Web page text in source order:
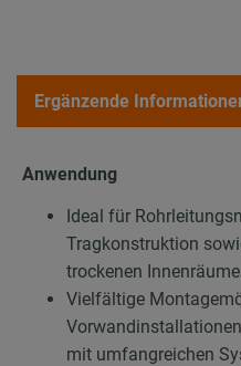
Ergänzende
Anwendung
Ideal für
Tragkonstruktion
trockenen
Vielfältige
mit umfangreichen